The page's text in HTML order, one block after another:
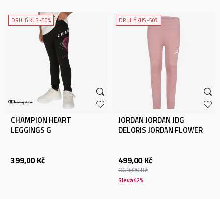
DRUHÝ KUS -50%
CHAMPION HEART
LEGGINGS G
399,00 Kč
DRUHÝ KUS -50%
JORDAN JORDAN JDG
DELORIS JORDAN FLOWER
499,00 Kč
869,00Kč
Sleva42%